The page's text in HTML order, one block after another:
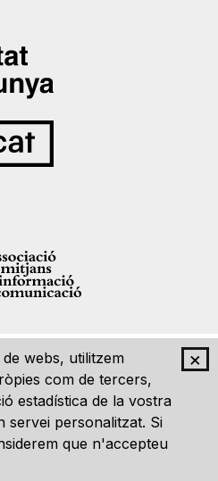
×
webs, utilitzem
com de tercers,
estadística de la vostra
servei personalitzat. Si
que n'accepteu
Avís legal